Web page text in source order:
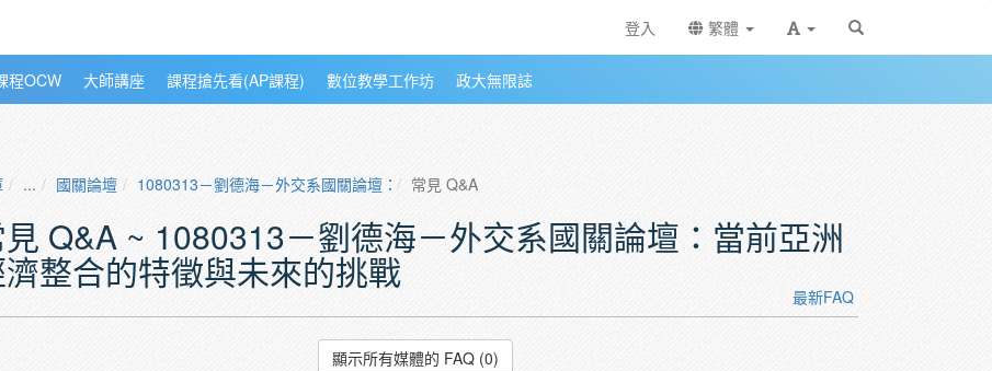
登入 繁體
程OCW 大師講座 課程搶先看(AP課程) 數位教學工作坊 政大無限誌
... 國關論壇 1080313－劉德海－外交系國關論壇：當前亞洲經濟整合的特徵與未來的挑戰
常見 Q&A
Q&A ~ 1080313－劉德海－外交系國關論壇：當前亞洲
整合的特徵與未來的挑戰
最新FAQ
顯示所有媒體的 FAQ (0)